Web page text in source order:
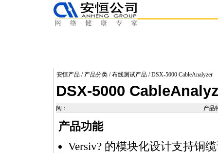
安恒产品 / 产品分类 /布线测试产品 / DSX-5000 CableAnalyzer
DSX-5000
阅： 产品
产品功能
Versiv? 的模块化设计支持铜